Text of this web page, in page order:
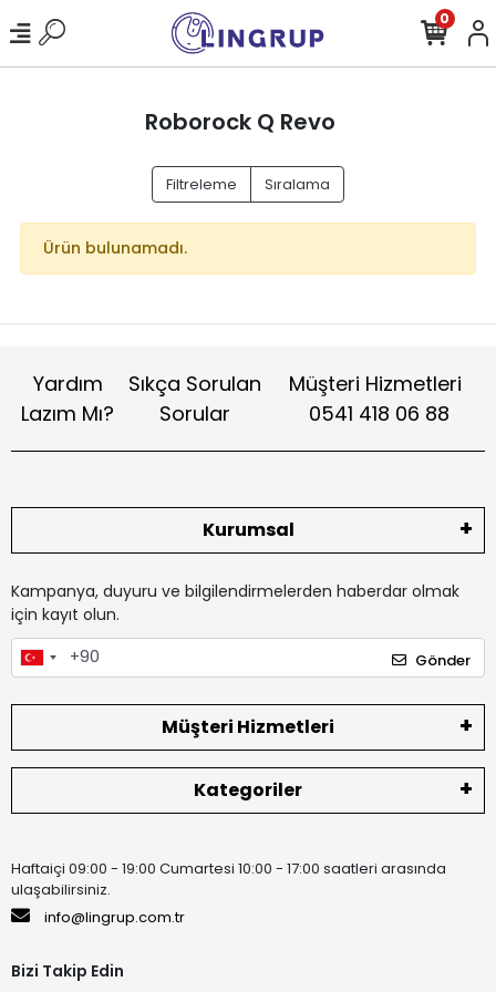
0
Roborock Q Revo
Filtreleme Sıralama
Ürün bulunamadı.
Yardım
Lazım Mı?
Sıkça Sorulan
Sorular
Müşteri Hizmetleri
0541 418 06 88
Kurumsal
Kampanya, duyuru ve bilgilendirmelerden haberdar olmak
için kayıt olun.
Gönder
Müşteri Hizmetleri
Kategoriler
Haftaiçi 09:00 - 19:00 Cumartesi 10:00 - 17:00 saatleri arasında
ulaşabilirsiniz.
info@lingrup.com.tr
Bizi Takip Edin